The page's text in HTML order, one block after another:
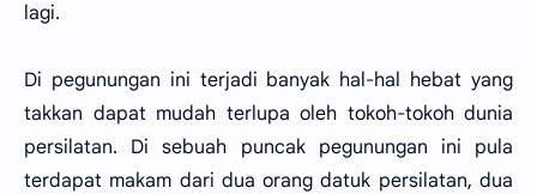
lagi.
Di pegunungan ini terjadi banyak hal-hal hebat yang
takkan dapat mudah terlupa oleh tokoh-tokoh dunia
persilatan. Di sebuah puncak pegunungan ini pula
terdapat makam dari dua orang datuk persilatan, dua